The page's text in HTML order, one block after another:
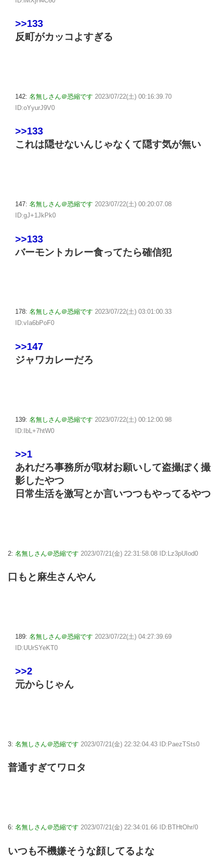
>>133
反町がカッコよすぎる
142: 名無しさん＠恐縮です 2023/07/22(土) 00:16:39.70
ID:oYyurJ9V0
>>133
これは隠せないんじゃなくて隠す気が無い
147: 名無しさん＠恐縮です 2023/07/22(土) 00:20:07.08
ID:gJ+1JkPk0
>>133
バーモントカレー食ってたら確信犯
178: 名無しさん＠恐縮です 2023/07/22(土) 03:01:00.33
ID:vIa6bPoF0
>>147
ジャワカレーだろ
139: 名無しさん＠恐縮です 2023/07/22(土) 00:12:00.98
ID:IbL+7htW0
>>1
あれだろ事務所が取材お願いして盗撮ぽく撮
影したやつ
日常生活を激写とか言いつつもやってるやつ
2: 名無しさん＠恐縮です 2023/07/21(金) 22:31:58.08 ID:Lz3pUIod0
口もと麻生さんやん
189: 名無しさん＠恐縮です 2023/07/22(土) 04:27:39.69
ID:UUrSYeKT0
>>2
元からじゃん
3: 名無しさん＠恐縮です 2023/07/21(金) 22:32:04.43 ID:PaezTSts0
普通すぎてワロタ
6: 名無しさん＠恐縮です 2023/07/21(金) 22:34:01.66 ID:BTHtOhr/0
いつも不機嫌そうな顔してるよな